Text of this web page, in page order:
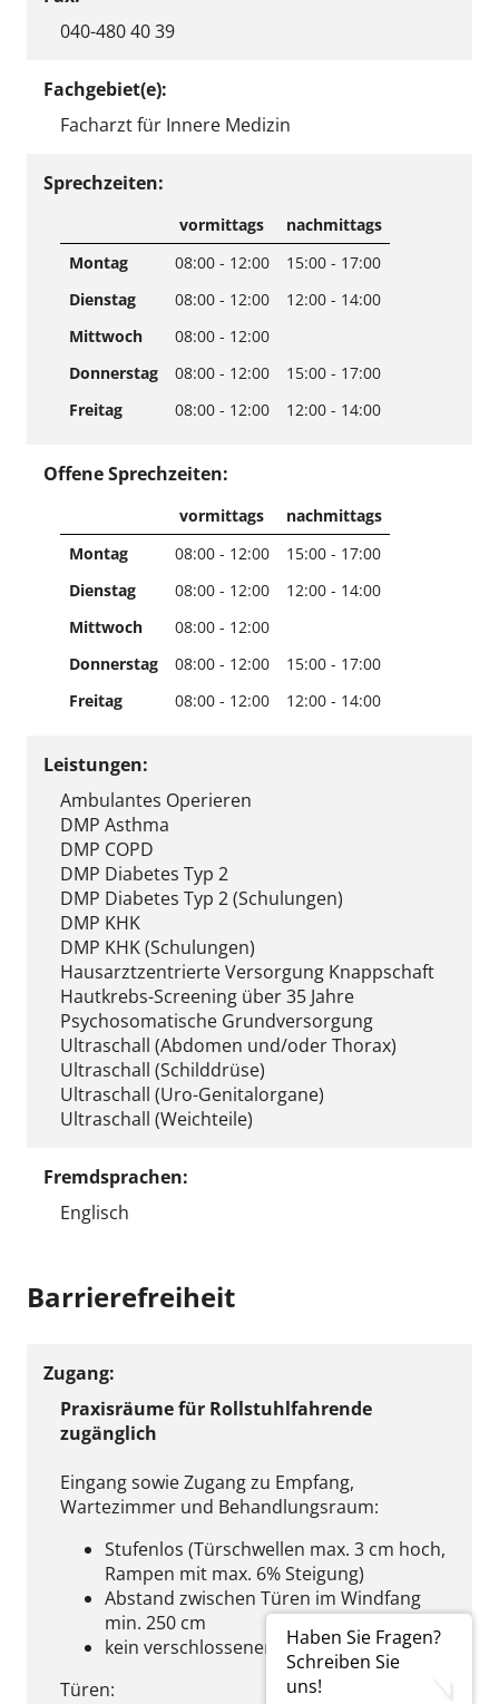
Haben Sie Fragen?
Schreiben Sie
uns!
040-480 40 39
Fachgebiet(e):
Facharzt für Innere Medizin
Sprechzeiten:
vormittags
nachmittags
Montag
08:00 - 12:00
15:00 - 17:00
Dienstag
08:00 - 12:00
12:00 - 14:00
Mittwoch
08:00 - 12:00
Donnerstag
08:00 - 12:00
15:00 - 17:00
Freitag
08:00 - 12:00 12:00 - 14:00
Offene Sprechzeiten:
vormittags
nachmittags
Montag
08:00 - 12:00
15:00 - 17:00
Dienstag
08:00 - 12:00
12:00 - 14:00
Mittwoch
08:00 - 12:00
Donnerstag
08:00 - 12:00
15:00 - 17:00
Freitag
08:00 - 12:00 12:00 - 14:00
Leistungen:
Ambulantes Operieren
DMP Asthma
DMP COPD
DMP Diabetes Typ 2
DMP Diabetes Typ 2 (Schulungen)
DMP KHK
DMP KHK (Schulungen)
Hausarztzentrierte Versorgung Knappschaft
Hautkrebs-Screening über 35 Jahre
Psychosomatische Grundversorgung
Ultraschall (Abdomen und/oder Thorax)
Ultraschall (Schilddrüse)
Ultraschall (Uro-Genitalorgane)
Ultraschall (Weichteile)
Fremdsprachen:
Englisch
Barrierefreiheit
Zugang:
Praxisräume für Rollstuhlfahrende
zugänglich
Eingang sowie Zugang zu Empfang,
Wartezimmer und Behandlungsraum:
Stufenlos (Türschwellen max. 3 cm hoch,
Rampen mit max. 6% Steigung)
Abstand zwischen Türen im Windfang
min. 250 cm
kein verschlossener Nebeneingang
Türen: